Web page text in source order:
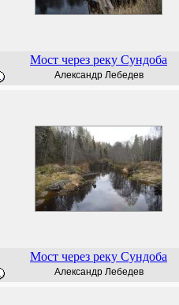
Мост через реку Сундоба
Александр Лебедев
Мост через реку Сундоба
Александр Лебедев